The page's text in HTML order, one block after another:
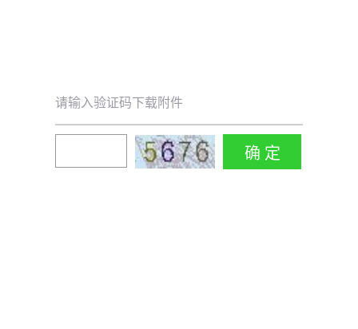
请输入验证码下载附件